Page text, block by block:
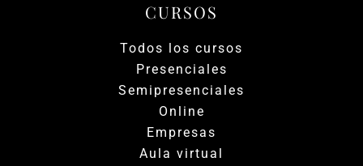
CURSOS
Todos los cursos
Presenciales
Semipresenciales
Online
Empresas
Aula virtual